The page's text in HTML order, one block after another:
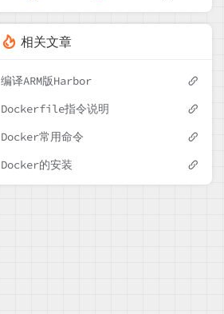
相关文章
编译ARM版Harbor
Dockerfile指令说明
Docker常用命令
Docker的安装